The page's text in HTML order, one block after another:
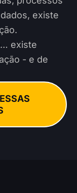
existe
existe
- e de